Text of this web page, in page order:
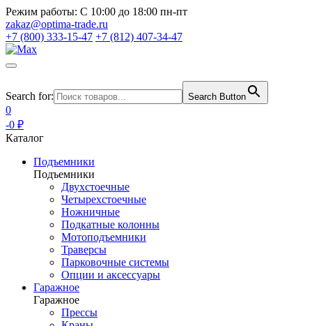
Режим работы: С 10:00 до 18:00 пн-пт
zakaz@optima-trade.ru
+7 (800) 333-15-47 +7 (812) 407-34-47
Search for: Search Button
0
-0 ₽
Каталог
Подъемники
Подъемники
Двухстоечные
Четырехстоечные
Ножничные
Подкатные колонны
Мотоподъемники
Траверсы
Парковочные системы
Опции и аксессуары
Гаражное
Гаражное
Прессы